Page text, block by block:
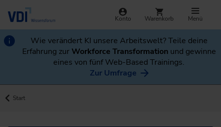
Konto Warenkorb Menü
Wie verändert KI unsere Arbeitswelt? Teile deine
Erfahrung zurWorkforce Transformation und gewinne
eines von fünf Web-Based Trainings.
Zur Umfrage
Start